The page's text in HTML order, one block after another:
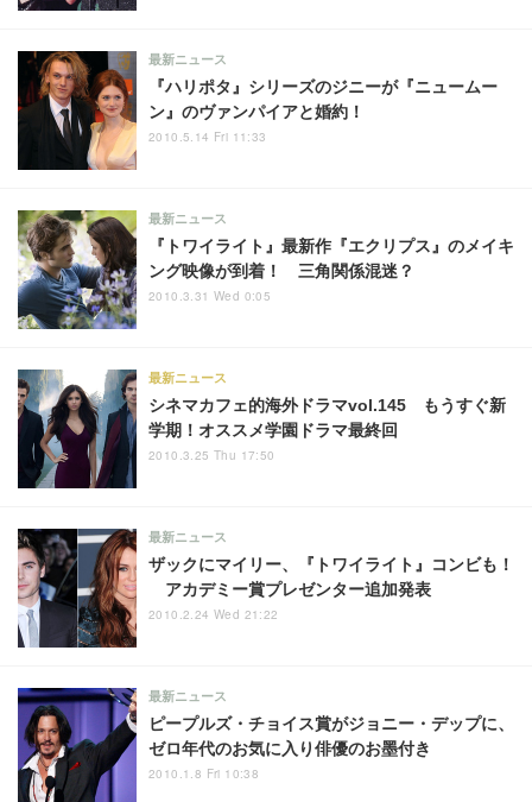
『ハリポタ』シリーズのジニーが『ニュームー
ン』のヴァンパイアと婚約！
最新ニュース
2010.5.14 Fri 11:33
『トワイライト』最新作『エクリプス』のメイキ
ング映像が到着！ 三角関係混迷？
最新ニュース
2010.3.31 Wed 0:05
シネマカフェ的海外ドラマvol.145 もうすぐ新
学期！オススメ学園ドラマ最終回
最新ニュース
2010.3.25 Thu 17:50
ザックにマイリー、『トワイライト』コンビも！
アカデミー賞プレゼンター追加発表
最新ニュース
2010.2.24 Wed 21:22
ピープルズ・チョイス賞がジョニー・デップに、
ゼロ年代のお気に入り俳優のお墨付き
最新ニュース
2010.1.8 Fri 10:38